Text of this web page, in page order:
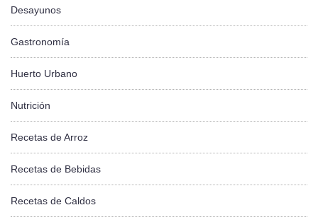
Desayunos
Gastronomía
Huerto Urbano
Nutrición
Recetas de Arroz
Recetas de Bebidas
Recetas de Caldos